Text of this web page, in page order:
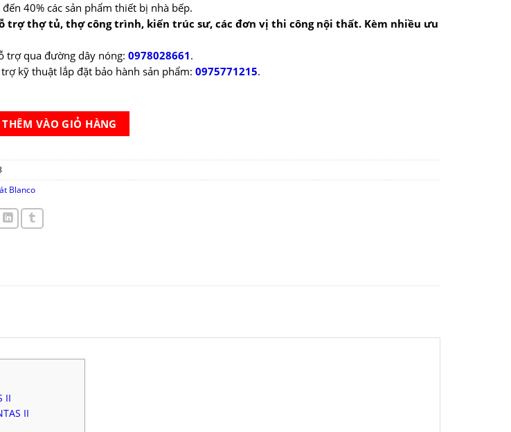
40% các sản phẩm thiết bị nhà bếp.
trợ thợ tủ, thợ công trình, kiến trúc sư, các đơn vị thi công nội thất. Kèm nhiều ưu
trợ qua đường dây nóng: 0978028661.
kỹ thuật lắp đặt bảo hành sản phẩm: 0975771215.
đường nước Blanco FONTAS II số lượng
THÊM VÀO GIỎ HÀNG
Blanco
II
II